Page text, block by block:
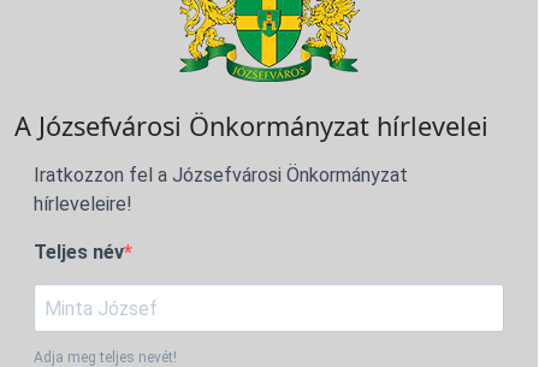
A Józsefvárosi Önkormányzat hírlevelei
Iratkozzon fel a Józsefvárosi Önkormányzat
hírleveleire!
Teljes név
Adja meg teljes nevét!